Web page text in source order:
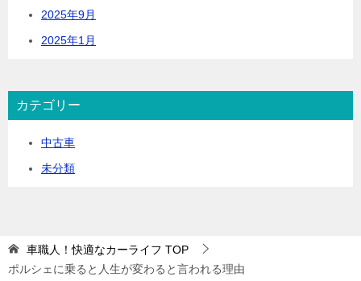
2025年9月
2025年1月
カテゴリー
中古車
未分類
車職人！快適なカーライフ TOP
ポルシェに乗ると人生が変わると言われる理由